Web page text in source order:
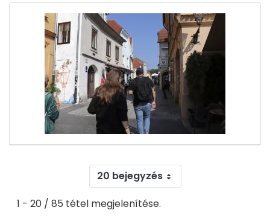
20 bejegyzés
1 - 20 / 85 tétel megjelenítése.